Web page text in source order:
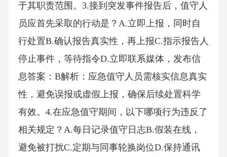
于其职责范围。3.接到突发事件报告后，值守人
员应首先采取的行动是？A.立即上报，同时自
行处置B.确认报告真实性，再上报C.指示报告人
停止事件，等待指令D.立即联系媒体，发布信
息答案：B解析：应急值守人员需核实信息真实
性，避免误报或虚假上报，确保后续处置科学
有效。4.在应急值守期间，以下哪项行为违反了
相关规定？A.每日记录值守日志B.假装在线，
避免被打扰C.定期与同事轮换岗位D.保持通讯